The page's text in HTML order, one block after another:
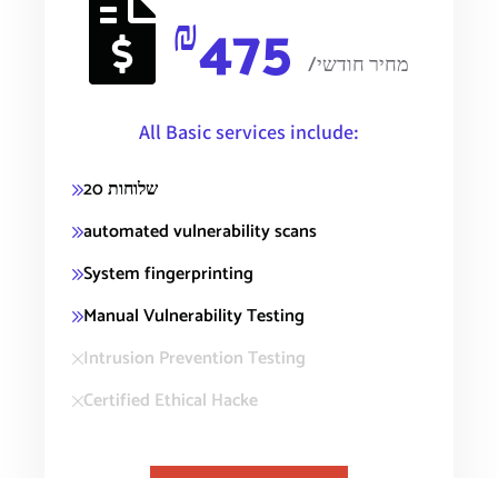
₪475 /מחיר חודשי
All Basic services include:
20 שלוחות
automated vulnerability scans
System fingerprinting
Manual Vulnerability Testing
Intrusion Prevention Testing
Certified Ethical Hacke